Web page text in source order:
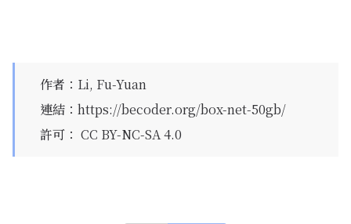
作者 ： Li, Fu-Yuan
連結 ： https://becoder.org/box-net-50gb/
許可 ： CC BY-NC-SA 4.0